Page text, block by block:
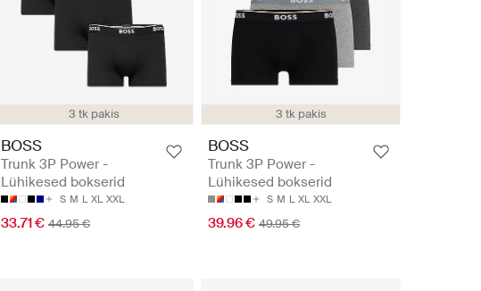
3 tk pakis
BOSS
Trunk 3P Power -
Lühikesed bokserid
S M L XL XXL
33.71 € 44.95 €
3 tk pakis
BOSS
Trunk 3P Power -
Lühikesed bokserid
S M L XL XXL
39.96 € 49.95 €